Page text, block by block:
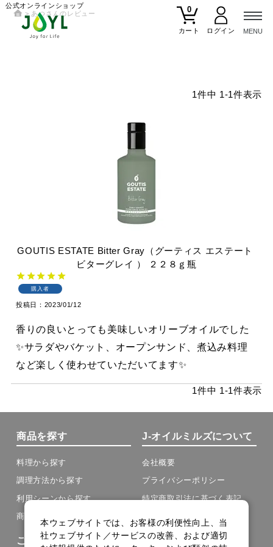
公式オンラインショップ
0
カート
あつさんのレビュー
1件中 1-1件表示
GOUTIS ESTATE BitterGray（グーティス エステート
ビターグレイ ） ２２８ｇ瓶
購入者
投稿日 2023/01/12
香りの良いとっても美味しいオリーブオイルでした
✨サラダやバケット、オープンサンド、煮込み料理
など楽しく使わせていただいてます✨
1件中 1-1件表示
商品を探す
料理から探す
調理方法から探す
利用シーンから探す
商品の種類から探す
J-オイルミルズについて
会社概要
プライバシーポリシー
特定商取引法に基づく表記
ご利用について その他
本ウェブサイトでは、お客様の利便性向上、当
社ウェブサイト／サービスの改善、および適切